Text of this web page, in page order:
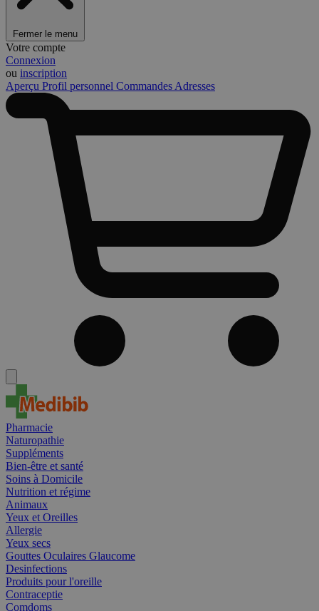
Fermer le menu
Votre compte
Connexion
ou inscription
Aperçu Profil personnel Commandes Adresses
Pharmacie
Naturopathie
Suppléments
Bien-être et santé
Soins à Domicile
Nutrition et régime
Animaux
Yeux et Oreilles
Allergie
Yeux secs
Gouttes Oculaires Glaucome
Desinfections
Produits pour l'oreille
Contraceptie
Comdoms